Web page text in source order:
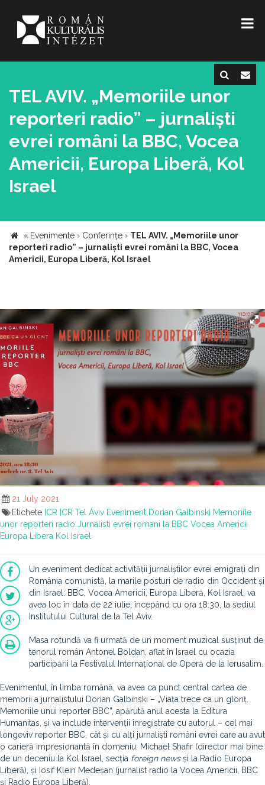
TEL AVIV. „Memoriile unor
reporteri radio” – jurnaliști
evrei români la BBC, Vocea
Americii, Europa Liberă, Kol
Israel
» Evenimente › Conferinţe › TEL AVIV. „Memoriile unor
reporteri radio” – jurnaliști evrei români la BBC, Vocea
Americii, Europa Liberă, Kol Israel
21 July 2021
Etichete ICR ICR Tel Aviv Eveniment Dorian Galbinski Memoriile
unor reporteri radio Jurnalisti evrei romani la BBC Vocea Americii
Europa Libera Kol Israel
Un eveniment dedicat activității jurnaliștilor evrei emigrați din
România comunistă, la marile posturi de radio din Occident și
din Israel: BBC, Vocea Americii, Europa Liberă, Kol Israel, va
avea loc în data de 22 iulie, începând cu ora 18:30, la sediul
Institutului Cultural de la Tel Aviv.
Masa rotundă va fi urmată de un moment muzical susținut de
tenorul român Antonel Boldan, aflat în Israel cu ocazia
participării la Festivalul Internațional de Operă de la Ierusalim.
Evenimentul, în limba română, va avea ca punct central cartea de
memorii a jurnalistului Dorian Galbinski – „Viața trece ca un glonț.
Memoriile unui reporter BBC”, apărută anul acesta la Editura
Humanitas, și va include intervenții înregistrate cu autorul – cel mai
longeviv reporter BBC, cât și cu alți jurnaliști români evrei care au avut
o carieră impresionantă în domeniu: Michael Shafir (director mai bine
de un deceniu la Kol Israel, secția foreign newsși la Radio Europa
Liberă), și Iosif Klein Medeșan (jurnalist radio la Vocea Americii, BBC
și Radio Europa Liberă).